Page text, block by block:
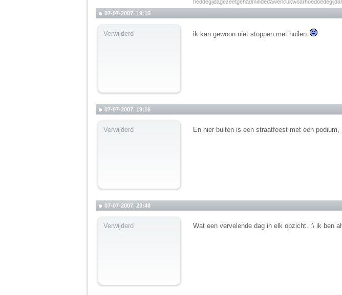
07-07-2007, 19:15
Verwijderd ik kan gewoon niet stoppen met huilen
07-07-2007, 19:16
Verwijderd En hier buiten is een straatfeest met een
07-07-2007, 23:48
Verwijderd Wat een vervelende dag in elk opzicht. :\ ik ben